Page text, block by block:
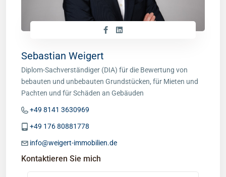
Sebastian Weigert
Diplom-Sachverständiger (DIA) für die Bewertung von
bebauten und unbebauten Grundstücken, für Mieten und
Pachten und für Schäden an Gebäuden
+49 8141 3630969
+49 176 80881778
info@weigert-immobilien.de
Kontaktieren Sie mich